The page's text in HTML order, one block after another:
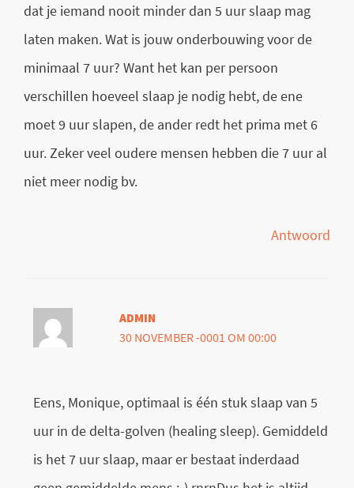
dat je iemand nooit minder dan 5 uur slaap mag
laten maken. Wat is jouw onderbouwing voor de
minimaal 7 uur? Want het kan per persoon
verschillen hoeveel slaap je nodig hebt, de ene
moet 9 uur slapen, de ander redt het prima met 6
uur. Zeker veel oudere mensen hebben die 7 uur al
niet meer nodig bv.
Antwoord
ADMIN
30 NOVEMBER -0001 OM 00:00
Eens, Monique, optimaal is één stuk slaap van 5
uur in de delta-golven (healing sleep). Gemiddeld
is het 7 uur slaap, maar er bestaat inderdaad